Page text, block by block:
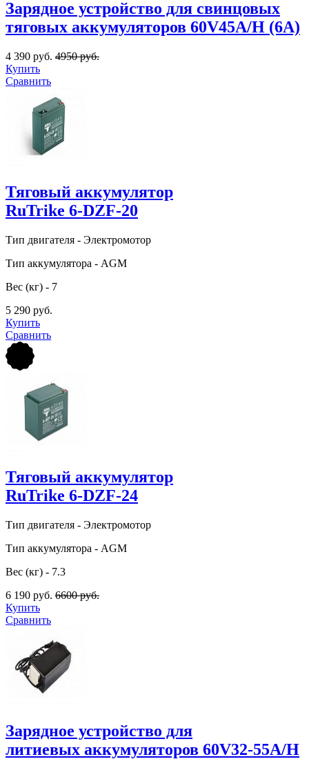
Зарядное устройство для свинцовых
тяговых аккумуляторов 60V45A/H (6A)
4 390 руб. 4950 руб.
Купить
Сравнить
Тяговый аккумулятор
RuTrike 6-DZF-20
Тип двигателя - Электромотор
Тип аккумулятора - AGM
Вес (кг) - 7
5 290 руб.
Купить
Сравнить
Тяговый аккумулятор
RuTrike 6-DZF-24
Тип двигателя - Электромотор
Тип аккумулятора - AGM
Вес (кг) - 7.3
6 190 руб. 6600 руб.
Купить
Сравнить
Зарядное устройство для
литиевых аккумуляторов 60V32-55A/H